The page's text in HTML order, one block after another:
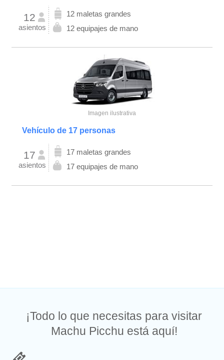
12
asientos
12 maletas grandes
12 equipajes de mano
Imagen ilustrativa
Vehículo de 17 personas
17
asientos
17 maletas grandes
17 equipajes de mano
¡Todo lo que necesitas para visitar
Machu Picchu está aquí!